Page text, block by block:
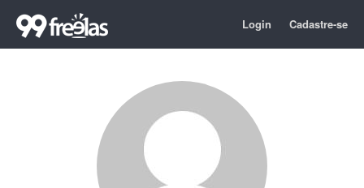
Login Cadastre-se